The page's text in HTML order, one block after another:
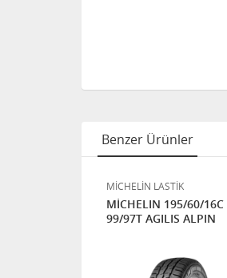
Benzer Ürünler
MİCHELİN LASTİK
MİCHELIN 195/60/16C
99/97T AGILIS ALPIN